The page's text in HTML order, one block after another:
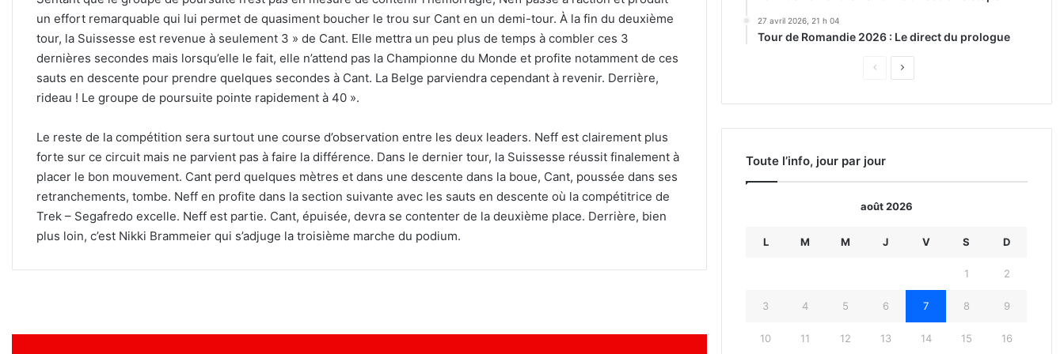
un effort remarquable qui lui permet de quasiment boucher le trou sur Cant en un demi-tour. À la fin du deuxième
tour, la Suissesse est revenue à seulement 3 » de Cant. Elle mettra un peu plus de temps à combler ces 3
dernières secondes mais lorsqu’elle le fait, elle n’attend pas la Championne du Monde et profite notamment de ces
sauts en descente pour prendre quelques secondes à Cant. La Belge parviendra cependant à revenir. Derrière,
rideau ! Le groupe de poursuite pointe rapidement à 40 ».
Le reste de la compétition sera surtout une course d’observation entre les deux leaders. Neff est clairement plus
forte sur ce circuit mais ne parvient pas à faire la différence. Dans le dernier tour, la Suissesse réussit finalement à
placer le bon mouvement. Cant perd quelques mètres et dans une descente dans la boue, Cant, poussée dans ses
retranchements, tombe. Neff en profite dans la section suivante avec les sauts en descente où la compétitrice de
Trek – Segafredo excelle. Neff est partie. Cant, épuisée, devra se contenter de la deuxième place. Derrière, bien
plus loin, c’est Nikki Brammeier qui s’adjuge la troisième marche du podium.
27 avril 2026, 21 h 04
Tour de Romandie 2026 : Le direct du prologue
Page
Page
Toute l’info, jour par jour
août 2026
L M M J V S D
1 2
3 4 5 6 7 8 9
10 11 12 13 14 15 16